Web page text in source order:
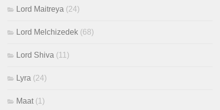
Lord Maitreya (24)
Lord Melchizedek (68)
Lord Shiva (11)
Lyra (24)
Maat (1)